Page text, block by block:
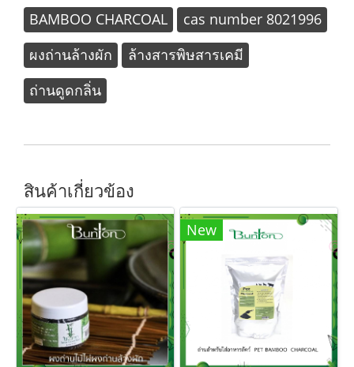
BAMBOO CHARCOAL
cas number 8021996
ผงถ่านล้างผัก
ล้างสารพิษสารเคมี
ถ่านดูดกลิ่น
สินค้าเกี่ยวข้อง
New